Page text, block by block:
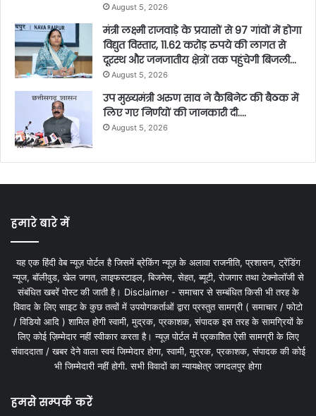
August 5, 2026
मंत्री लक्ष्मी राजवाड़े के प्रयासों से 97 गांवों में होगा
विद्युत विस्तार, 11.62 करोड़ रुपये की लागत से
दूरस्थ और जनजातीय क्षेत्रों तक पहुंचेगी बिजली…
August 5, 2026
उप मुख्यमंत्री अरुण साव ने कैबिनेट की बैठक में
लिए गए निर्णयों की जानकारी दी….
August 5, 2026
हमारे बारे में
यह एक हिंदी वेब न्यूज़ पोर्टल है जिसमें ब्रेकिंग न्यूज़ के अलावा राजनीति, प्रशासन, ट्रेंडिंग
न्यूज, बॉलीवुड, खेल जगत, लाइफस्टाइल, बिजनेस, सेहत, ब्यूटी, रोजगार तथा टेक्नोलॉजी से
संबंधित खबरें पोस्ट की जाती है। Disclaimer - समाचार से सम्बंधित किसी भी तरह के
विवाद के लिए साइट के कुछ तत्वों में उपयोगकर्ताओं द्वारा प्रस्तुत सामग्री ( समाचार / फोटो
/ विडियो आदि ) शामिल होगी स्वामी, मुद्रक, प्रकाशक, संपादक इस तरह के सामग्रियों के
लिए कोई ज़िम्मेदार नहीं स्वीकार करता है। न्यूज़ पोर्टल में प्रकाशित ऐसी सामग्री के लिए
संवाददाता / खबर देने वाला स्वयं जिम्मेदार होगा, स्वामी, मुद्रक, प्रकाशक, संपादक की कोई
भी जिम्मेदारी नहीं होगी. सभी विवादों का न्यायक्षेत्र जगदलपुर होगा
हमसे सम्पर्क करें